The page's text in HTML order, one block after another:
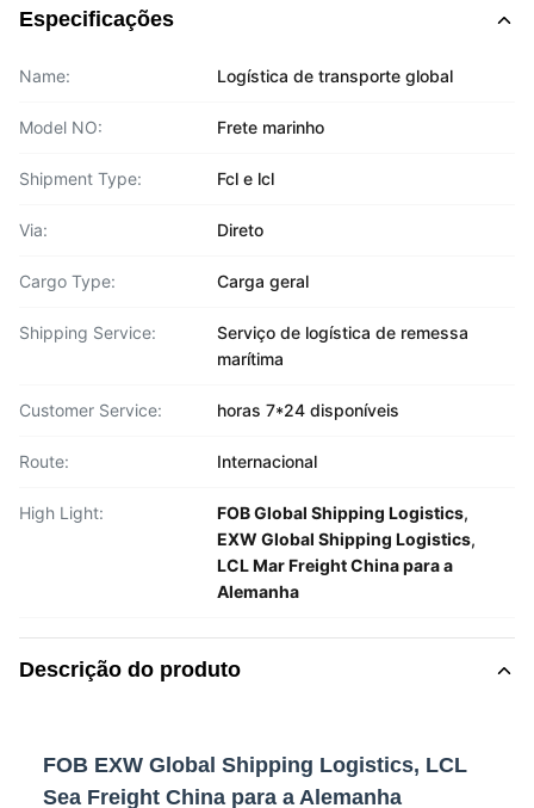
Especificações
Name: Logística de transporte global
Model NO: Frete marinho
Shipment Type: Fcl e lcl
Via: Direto
Cargo Type: Carga geral
Shipping Service:
Serviço de logística de remessa
marítima
Customer Service: horas 7*24 disponíveis
Route: Internacional
High Light: FOB Global Shipping Logistics,
EXW Global Shipping Logistics,
LCL Mar Freight China para a
Alemanha
Descrição do produto
FOB EXW Global Shipping Logistics, LCL
Sea Freight China para a Alemanha